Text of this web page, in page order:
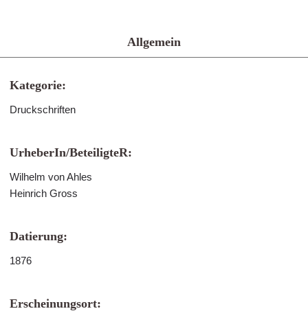
Allgemein
Kategorie:
Druckschriften
UrheberIn/BeteiligteR:
Wilhelm von Ahles
Heinrich Gross
Datierung:
1876
Erscheinungsort: